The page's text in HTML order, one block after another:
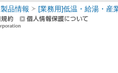
製品情報 [業務用]低温・給湯・産